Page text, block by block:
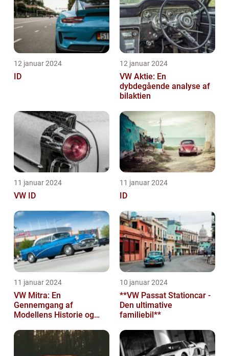
12 januar 2024
ID
12 januar 2024
VW Aktie: En
dybdegående analyse af
bilaktien
11 januar 2024
VW ID
11 januar 2024
ID
11 januar 2024
VW Mitra: En
Gennemgang af
Modellens Historie og
Bilentusiaster
10 januar 2024
**VW Passat Stationcar -
Den ultimative
familiebil**